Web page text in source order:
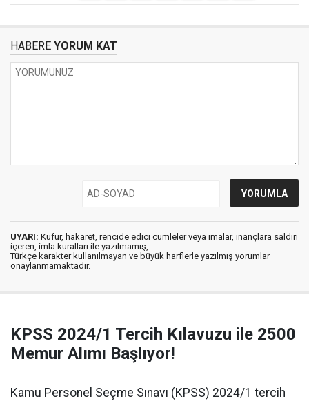
HABERE YORUM KAT
UYARI: Küfür, hakaret, rencide edici cümleler veya imalar, inançlara saldırı
içeren, imla kuralları ile yazılmamış,
Türkçe karakter kullanılmayan ve büyük harflerle yazılmış yorumlar
onaylanmamaktadır.
KPSS 2024/1 Tercih Kılavuzu ile 2500
Memur Alımı Başlıyor!
Kamu Personel Seçme Sınavı (KPSS) 2024/1 tercih